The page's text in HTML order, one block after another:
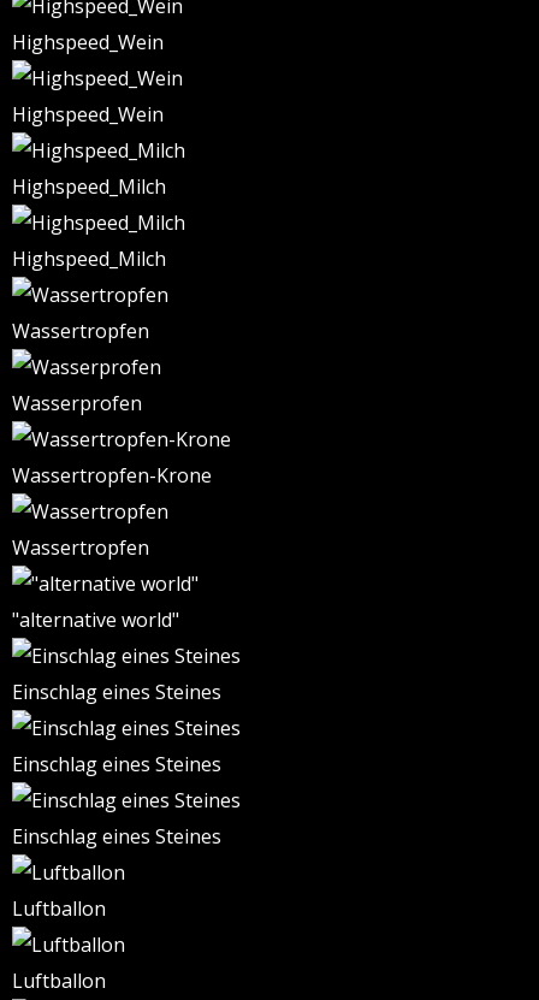
Highspeed_Wein
Highspeed_Wein
Highspeed_Milch
Highspeed_Milch
Wassertropfen
Wasserprofen
Wassertropfen-Krone
Wassertropfen
"alternative world"
Einschlag eines Steines
Einschlag eines Steines
Einschlag eines Steines
Luftballon
Luftballon